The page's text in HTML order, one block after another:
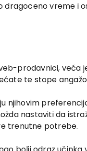
dragoceno vreme i
prodavnici, veća
te stope
njihovim
nastaviti da
trenutne potrebe.